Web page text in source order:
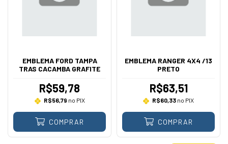
EMBLEMA FORD TAMPA
TRAS CACAMBA GRAFITE
R$59,78
R$56,79 no PIX
COMPRAR
EMBLEMA RANGER 4X4 /13
PRETO
R$63,51
R$60,33 no PIX
COMPRAR